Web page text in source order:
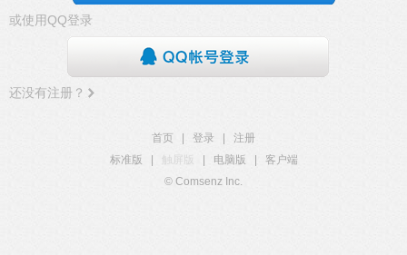
或使用QQ登录
还没有注册？
首页 登录
注册
标准版
触屏版 电脑版
客户端
© Comsenz Inc.